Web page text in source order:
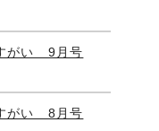
がい 9月号
がい 8月号